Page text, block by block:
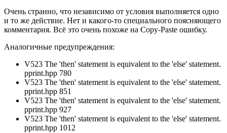
Очень странно, что независимо от условия выполняется одно
и то же действие. Нет и какого-то специального поясняющего
комментария. Всё это очень похоже на Copy-Paste ошибку.
Аналогичные предупреждения:
V523 The 'then' statement is equivalent to the 'else' statement.
pprint.hpp 780
V523 The 'then' statement is equivalent to the 'else' statement.
pprint.hpp 851
V523 The 'then' statement is equivalent to the 'else' statement.
pprint.hpp 927
V523 The 'then' statement is equivalent to the 'else' statement.
pprint.hpp 1012